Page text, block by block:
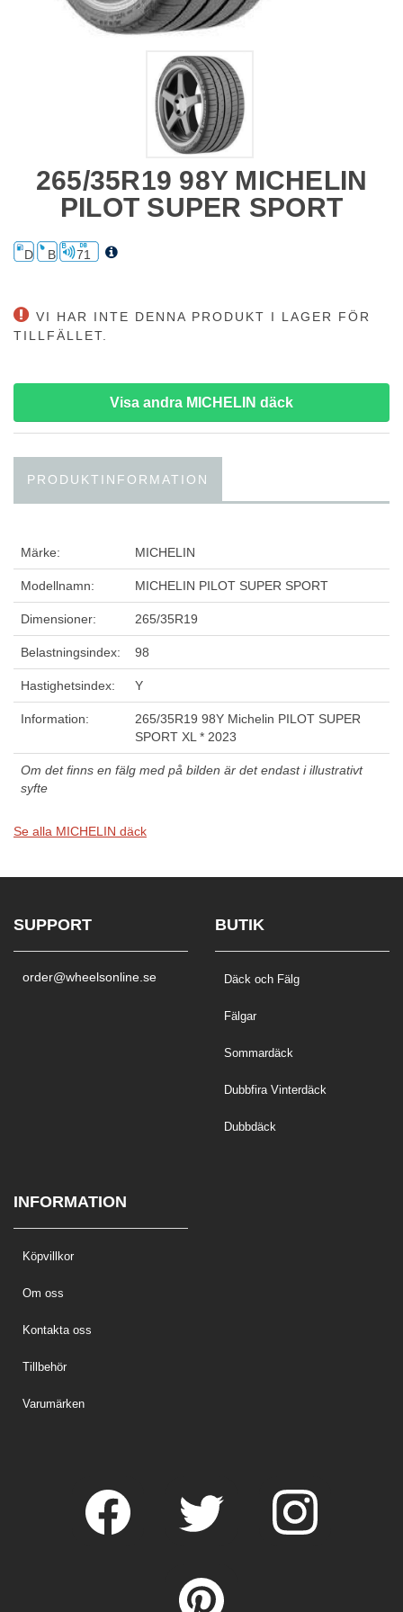
265/35R19 98Y MICHELIN
PILOT SUPER SPORT
D B 71
VI HAR INTE DENNA PRODUKT I LAGER FÖR
TILLFÄLLET.
Visa andra MICHELIN däck
PRODUKTINFORMATION
Märke: MICHELIN
Modellnamn: MICHELIN PILOT SUPER SPORT
Dimensioner: 265/35R19
Belastningsindex: 98
Hastighetsindex: Y
Information:
265/35R19 98Y Michelin PILOT SUPER
SPORT XL * 2023
Om det finns en fälg med på bilden är det endast i illustrativt
syfte
Se alla MICHELIN däck
SUPPORT
order@wheelsonline.se
BUTIK
Däck och Fälg
Fälgar
Sommardäck
Dubbfira Vinterdäck
Dubbdäck
INFORMATION
Köpvillkor
Om oss
Kontakta oss
Tillbehör
Varumärken